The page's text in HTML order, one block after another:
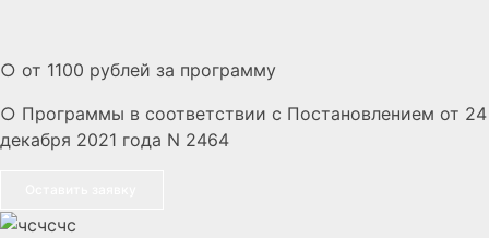
○ от 1100 рублей за программу
○ Программы в соответствии с Постановлением от 24
декабря 2021 года N 2464